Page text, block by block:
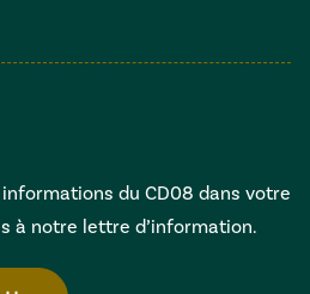
du CD08 dans votre
à notre lettre d’information.